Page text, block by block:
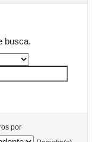
busca.
por